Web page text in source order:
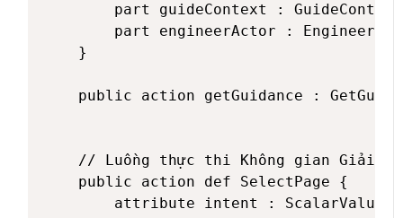
part guideContext :
        part engineerActor : Engineer;
    }
public action getGuidance :
// Luồng thực thi Không gian Giải
    public action def SelectPage {
attribute intent :